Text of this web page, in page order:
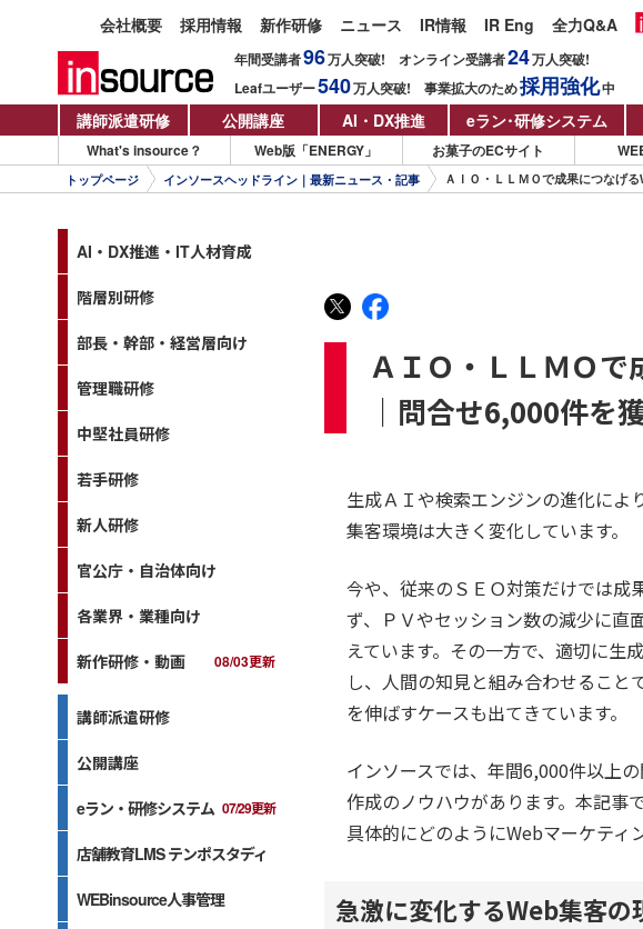
会社概要 採用情報 新作研修 ニュース IR情報 IR Eng 全力Q&A
年間受講者96万人突破! オンライン受講者24万人突破!
Leafユーザー540万人突破! 事業拡大のため採用強化中
講師派遣研修
公開講座 AI・DX推進 eラン・研修システム
What's insource？ Web版「ENERGY」 お菓子のECサイト
トップページ インソースヘッドライン｜最新ニュース・記事 ＡＩＯ・ＬＬＭＯで成果につなげ
ＡＩＯ・ＬＬＭＯ
｜問合せ6,000件を
生成ＡＩや検索エンジンの進化によ
集客環境は大きく変化しています。
今や、従来のＳＥＯ対策だけでは成
ず、ＰＶやセッション数の減少に直
えています。その一方で、適切に生
し、人間の知見と組み合わせること
を伸ばすケースも出てきています。
インソースでは、年間6,000件以上
作成のノウハウがあります。本記事
具体的にどのようにWebマーケティ
急激に変化するWeb集客
AI・DX推進・IT人材育成
階層別研修
部長・幹部・経営層向け
管理職研修
中堅社員研修
若手研修
新人研修
官公庁・自治体向け
各業界・業種向け
新作研修・動画 08/03更新
講師派遣研修
公開講座
eラン・研修システム 07/29更新
店舗教育LMS テンポスタディ
WEBinsource人事管理